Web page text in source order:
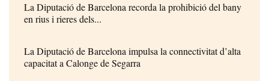
La Diputació de Barcelona recorda la prohibició del bany
en rius i rieres dels...
La Diputació de Barcelona impulsa la connectivitat d’alta
capacitat a Calonge de Segarra